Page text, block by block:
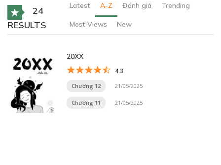
24
RESULTS
Latest A-Z Đánh giá Trending
Most Views New
20XX
4.3
Chương 12 21/05/2025
Chương 11 21/05/2025